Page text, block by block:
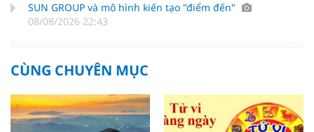
SUN GROUP và mô hình kiến tạo "điểm đến"
08/08/2026 22:43
CÙNG CHUYÊN MỤC